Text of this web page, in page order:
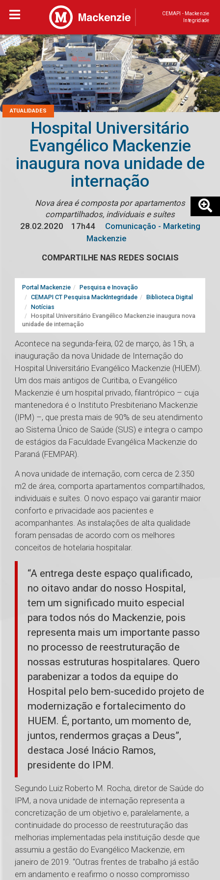
CEMAPI - Mackenzie
Integridade
ATUALIDADES
Hospital Universitário
Evangélico Mackenzie
inaugura nova unidade de
internação
Nova área é composta por apartamentos
compartilhados, individuais e suítes
28.02.2020
17h44
Comunicação - Marketing
Mackenzie
COMPARTILHE NAS REDES SOCIAIS
Portal Mackenzie
Pesquisa e Inovação
CEMAPI CT Pesquisa MackIntegridade
Biblioteca Digital
Notícias
Hospital Universitário Evangélico Mackenzie inaugura nova
unidade de internação
Acontece na segunda-feira, 02 de março, às 15h, a
inauguração da nova Unidade de Internação do
Hospital Universitário Evangélico Mackenzie (HUEM).
Um dos mais antigos de Curitiba, o Evangélico
Mackenzie é um hospital privado, filantrópico – cuja
mantenedora é o Instituto Presbiteriano Mackenzie
(IPM) –, que presta mais de 90% de seu atendimento
ao Sistema Único de Saúde (SUS) e integra o campo
de estágios da Faculdade Evangélica Mackenzie do
Paraná (FEMPAR).
A nova unidade de internação, com cerca de 2.350
m2 de área, comporta apartamentos compartilhados,
individuais e suítes. O novo espaço vai garantir maior
conforto e privacidade aos pacientes e
acompanhantes. As instalações de alta qualidade
foram pensadas de acordo com os melhores
conceitos de hotelaria hospitalar.
“A entrega deste espaço qualificado,
no oitavo andar do nosso Hospital,
tem um significado muito especial
para todos nós do Mackenzie, pois
representa mais um importante passo
no processo de reestruturação de
nossas estruturas hospitalares. Quero
parabenizar a todos da equipe do
Hospital pelo bem-sucedido projeto de
modernização e fortalecimento do
HUEM. É, portanto, um momento de,
juntos, rendermos graças a Deus”,
destaca José Inácio Ramos,
presidente do IPM.
Segundo Luiz Roberto M. Rocha, diretor de Saúde do
IPM, a nova unidade de internação representa a
concretização de um objetivo e, paralelamente, a
continuidade do processo de reestruturação das
melhorias implementadas pela instituição desde que
assumiu a gestão do Evangélico Mackenzie, em
janeiro de 2019. “Outras frentes de trabalho já estão
em andamento e reafirmo o nosso compromisso